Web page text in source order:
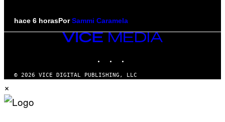
hace 6 horasPorSammi Caramela
VICE
© 2026 VICE DIGITAL PUBLISHING, LLC
×